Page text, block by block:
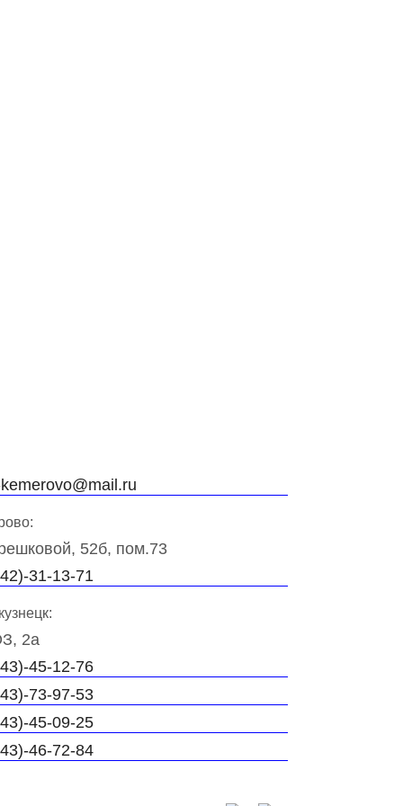
52б, пом.73
31-13-71
2а
45-12-76
73-97-53
45-09-25
46-72-84